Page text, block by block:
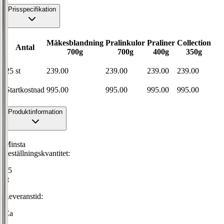
Prisspecifikation
Antal
Mäkesblandning
700g
Pralinkulor
700g
Praliner
400g
Collection
350g
25 st 239.00 239.00 239.00 239.00
Startkostnad 995.00 995.00 995.00 995.00
Produktinformation
Minsta
beställningskvantitet:
25
st
Leveranstid:
Ca